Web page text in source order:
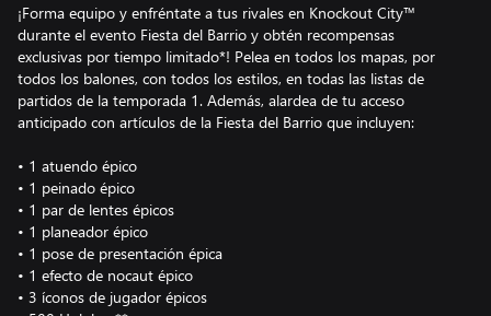
¡Forma equipo y enfréntate a tus rivales en Knockout City™
durante el evento Fiesta del Barrio y obtén recompensas
exclusivas por tiempo limitado*! Pelea en todos los mapas, por
todos los balones, con todos los estilos, en todas las listas de
partidos de la temporada 1. Además, alardea de tu acceso
anticipado con artículos de la Fiesta del Barrio que incluyen:
• 1 atuendo épico
• 1 peinado épico
• 1 par de lentes épicos
• 1 planeador épico
• 1 pose de presentación épica
• 1 efecto de nocaut épico
• 3 íconos de jugador épicos